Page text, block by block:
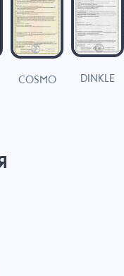
COSMO DINKLE